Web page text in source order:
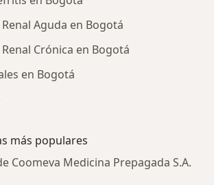
Aguda en Bogotá
Crónica en Bogotá
en Bogotá
más populares
Coomeva Medicina Prepagada S.A.